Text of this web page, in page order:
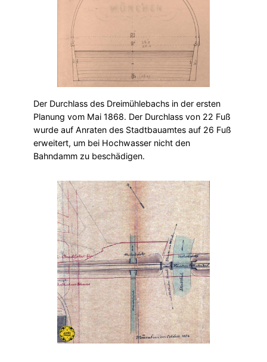
Der Durchlass des Dreimühlebachs in der ersten
Planung vom Mai 1868. Der Durchlass von 22 Fuß
wurde auf Anraten des Stadtbauamtes auf 26 Fuß
erweitert, um bei Hochwasser nicht den
Bahndamm zu beschädigen.